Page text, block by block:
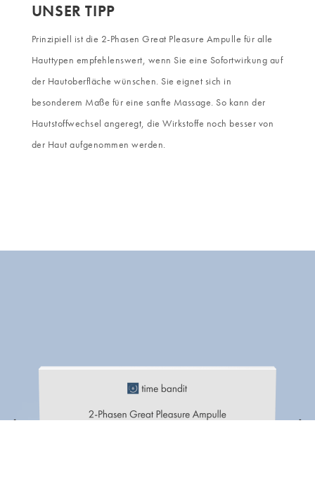
UNSER TIPP
Prinzipiell ist die 2-Phasen Great Pleasure Ampulle für alle
Hauttypen empfehlenswert, wenn Sie eine Sofortwirkung auf
der Hautoberfläche wünschen. Sie eignet sich in
besonderem Maße für eine sanfte Massage. So kann der
Hautstoffwechsel angeregt, die Wirkstoffe noch besser von
der Haut aufgenommen werden.